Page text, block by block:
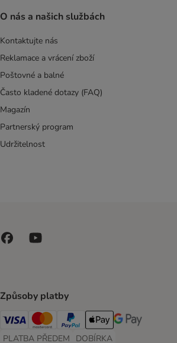
O nás a našich službách
Kontaktujte nás
Reklamace a vrácení zboží
Poštovné a balné
Často kladené dotazy (FAQ)
Magazín
Partnerský program
Udržitelnost
Způsoby platby
Visa Payment Method
Mastercard Payment Method
PayPal Payment Method
Apple pay Payment
GooglePay
PLATBA PŘEDEM
DOBÍRKA